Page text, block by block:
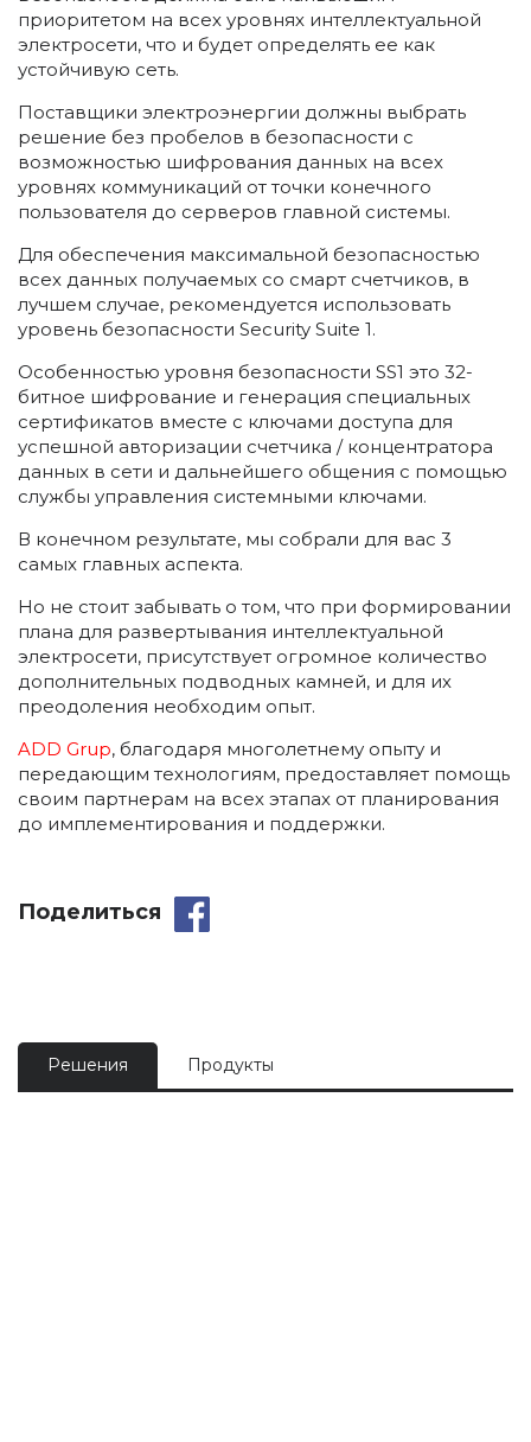
приоритетом на всех уровнях интеллектуальной
электросети, что и будет определять ее как
устойчивую сеть.
Поставщики электроэнергии должны выбрать
решение без пробелов в безопасности с
возможностью шифрования данных на всех
уровнях коммуникаций от точки конечного
пользователя до серверов главной системы.
Для обеспечения максимальной безопасностью
всех данных получаемых со смарт счетчиков, в
лучшем случае, рекомендуется использовать
уровень безопасности Security Suite 1.
Особенностью уровня безопасности SS1 это 32-
битное шифрование и генерация специальных
сертификатов вместе с ключами доступа для
успешной авторизации счетчика / концентратора
данных в сети и дальнейшего общения с помощью
службы управления системными ключами.
В конечном результате, мы собрали для вас 3
самых главных аспекта.
Но не стоит забывать о том, что при формировании
плана для развертывания интеллектуальной
электросети, присутствует огромное количество
дополнительных подводных камней, и для их
преодоления необходим опыт.
ADD Grup, благодаря многолетнему опыту и
передающим технологиям, предоставляет помощь
своим партнерам на всех этапах от планирования
до имплементирования и поддержки.
Поделиться
Решения Продукты